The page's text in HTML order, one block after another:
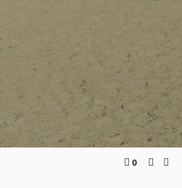
0